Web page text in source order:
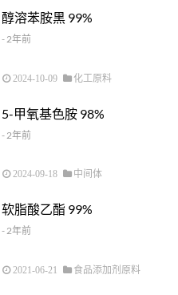
醇溶苯胺黑 99%
- 2年前
2024-10-09 化工原料
5-甲氧基色胺 98%
- 2年前
2024-09-18 中间体
软脂酸乙酯 99%
- 2年前
2021-06-21 食品添加剂原料